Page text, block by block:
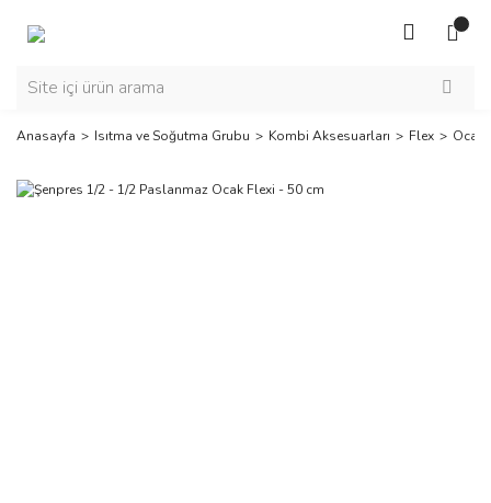
Anasayfa Isıtma ve Soğutma Grubu Kombi Aksesuarları Flex Ocak